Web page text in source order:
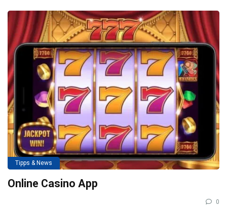
Tipps & News
Online Casino App
0